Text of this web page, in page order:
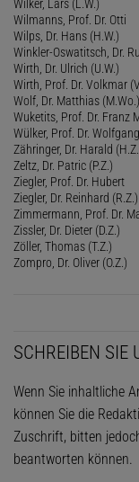
Wilker, Lars (L.W.)
Wilmanns, Prof. Dr. Otti
Wilps, Dr. Hans (H.W.)
Winkler-Oswatitsch, Dr.
Wirth, Dr. Ulrich (U.W.)
Wirth, Prof. Dr. Volkmar
Wolf, Dr. Matthias (M.Wo.)
Wuketits, Prof. Dr. Franz
Wülker, Prof. Dr.
Zähringer, Dr. Harald
Zeltz, Dr. Patric (P.Z.)
Ziegler, Prof. Dr. Hubert
Ziegler, Dr. Reinhard (R.Z.)
Zimmermann, Prof. Dr.
Zissler, Dr. Dieter (D.Z.)
Zöller, Thomas (T.Z.)
Zompro, Dr. Oliver (O.Z.)
SCHREIBEN SIE
Wenn Sie inhaltliche
können Sie die
Zuschrift, bitten
beantworten können.